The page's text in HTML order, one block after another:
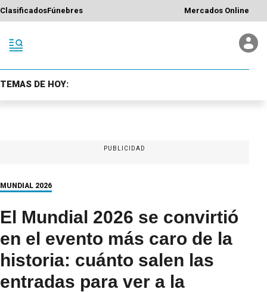
ClasificadosFúnebres Mercados Online
TEMAS DE HOY:
PUBLICIDAD
MUNDIAL 2026
El Mundial 2026 se convirtió
en el evento más caro de la
historia: cuánto salen las
entradas para ver a la